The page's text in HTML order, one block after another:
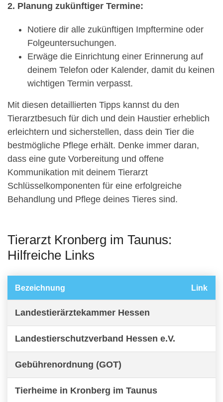
2. Planung zukünftiger Termine:
Notiere dir alle zukünftigen Impftermine oder
Folgeuntersuchungen.
Erwäge die Einrichtung einer Erinnerung auf
deinem Telefon oder Kalender, damit du keinen
wichtigen Termin verpasst.
Mit diesen detaillierten Tipps kannst du den
Tierarztbesuch für dich und dein Haustier erheblich
erleichtern und sicherstellen, dass dein Tier die
bestmögliche Pflege erhält. Denke immer daran,
dass eine gute Vorbereitung und offene
Kommunikation mit deinem Tierarzt
Schlüsselkomponenten für eine erfolgreiche
Behandlung und Pflege deines Tieres sind.
Tierarzt Kronberg im Taunus:
Hilfreiche Links
Bezeichnung Link
Landestierärztekammer Hessen
Landestierschutzverband Hessen e.V.
Gebührenordnung (GOT)
Tierheime in Kronberg im Taunus